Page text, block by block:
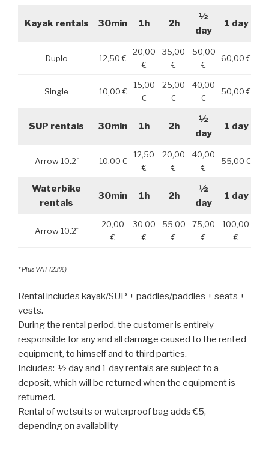
Kayak rentals 30min 1h 2h
½
day
1 day
Duplo 12,50 €
20,00
€
35,00
€
50,00
€
60,00 €
Single 10,00 €
15,00
€
25,00
€
40,00
€
50,00 €
SUP rentals 30min 1h 2h
½
day
1 day
Arrow 10.2´ 10,00 €
12,50
€
20,00
€
40,00
€
55,00 €
Waterbike
rentals
30min 1h 2h
½
day
1 day
Arrow 10.2´
20,00
€
30,00
€
55,00
€
75,00
€
100,00
€
* Plus VAT (23%)
Rental includes kayak/SUP + paddles/paddles + seats +
vests.
During the rental period, the customer is entirely
responsible for any and all damage caused to the rented
equipment, to himself and to third parties.
Includes: ½ day and 1 day rentals are subject to a
deposit, which will be returned when the equipment is
returned.
Rental of wetsuits or waterproof bag adds €5,
depending on availability